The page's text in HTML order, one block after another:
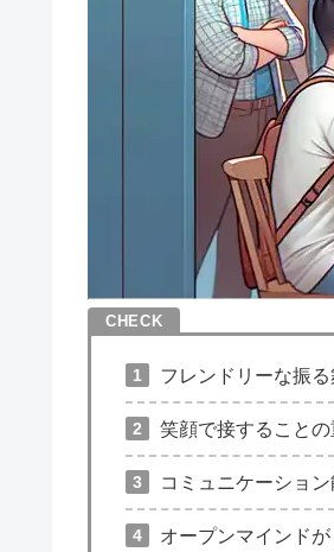
フレンドリーな振
笑顔で接することの
コミュニケーショ
オープンマインド